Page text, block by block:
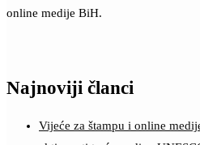
online medije BiH.
Najnoviji članci
Vijeće za štampu i online